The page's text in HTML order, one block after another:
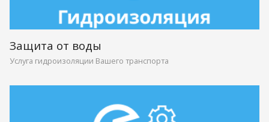
Защита от воды
Услуга гидроизоляции Вашего транспорта